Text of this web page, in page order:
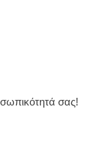
σας!